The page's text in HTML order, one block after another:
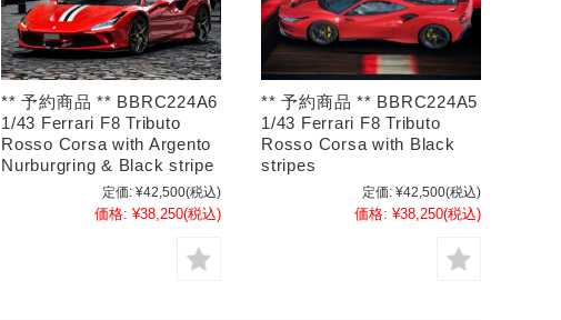
** 予約商品 ** BBRC224A6
1/43 Ferrari F8 Tributo
Rosso Corsa with Argento
Nurburgring & Black stripe
定価: ¥42,500(税込)
価格: ¥38,250(税込)
** 予約商品 ** BBRC224A5
1/43 Ferrari F8 Tributo
Rosso Corsa with Black
stripes
定価: ¥42,500(税込)
価格: ¥38,250(税込)